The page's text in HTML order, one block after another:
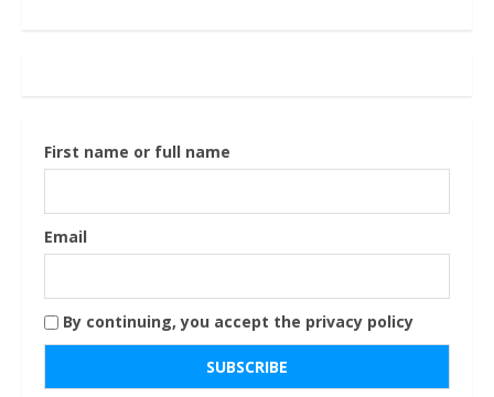
First name or full name
Email
By continuing, you accept the privacy policy